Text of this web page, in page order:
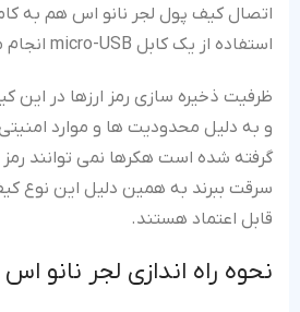
اتصال کیف پول لجر نانو اس هم به
استفاده از یک کابل micro-USB انجام می شود.
ظرفیت ذخیره سازی رمز ارزها در
و به دلیل محدودیت ها و موارد
گرفته شده است هکرها نمی توانند رمز
سرقت ببرند به همین دلیل این نوع
قابل اعتماد هستند.
نحوه راه اندازی لجر نانو اس